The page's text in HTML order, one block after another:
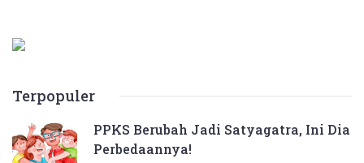
Terpopuler
PPKS Berubah Jadi Satyagatra, Ini Dia
Perbedaannya!